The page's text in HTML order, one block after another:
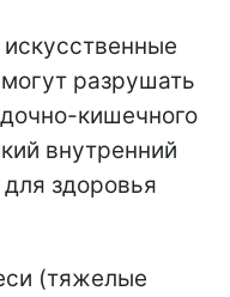
разрушать
кишечного
внутренний
здоровья
(тяжелые